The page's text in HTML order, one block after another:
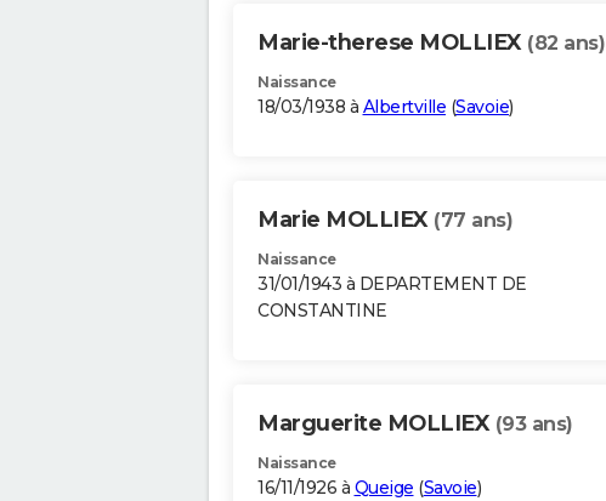
Marie-therese MOLLIEX (82 ans)
Naissance
18/03/1938 à Albertville (Savoie)
Marie MOLLIEX (77 ans)
Naissance
31/01/1943 à DEPARTEMENT DE
CONSTANTINE
Marguerite MOLLIEX (93 ans)
Naissance
16/11/1926 à Queige (Savoie)